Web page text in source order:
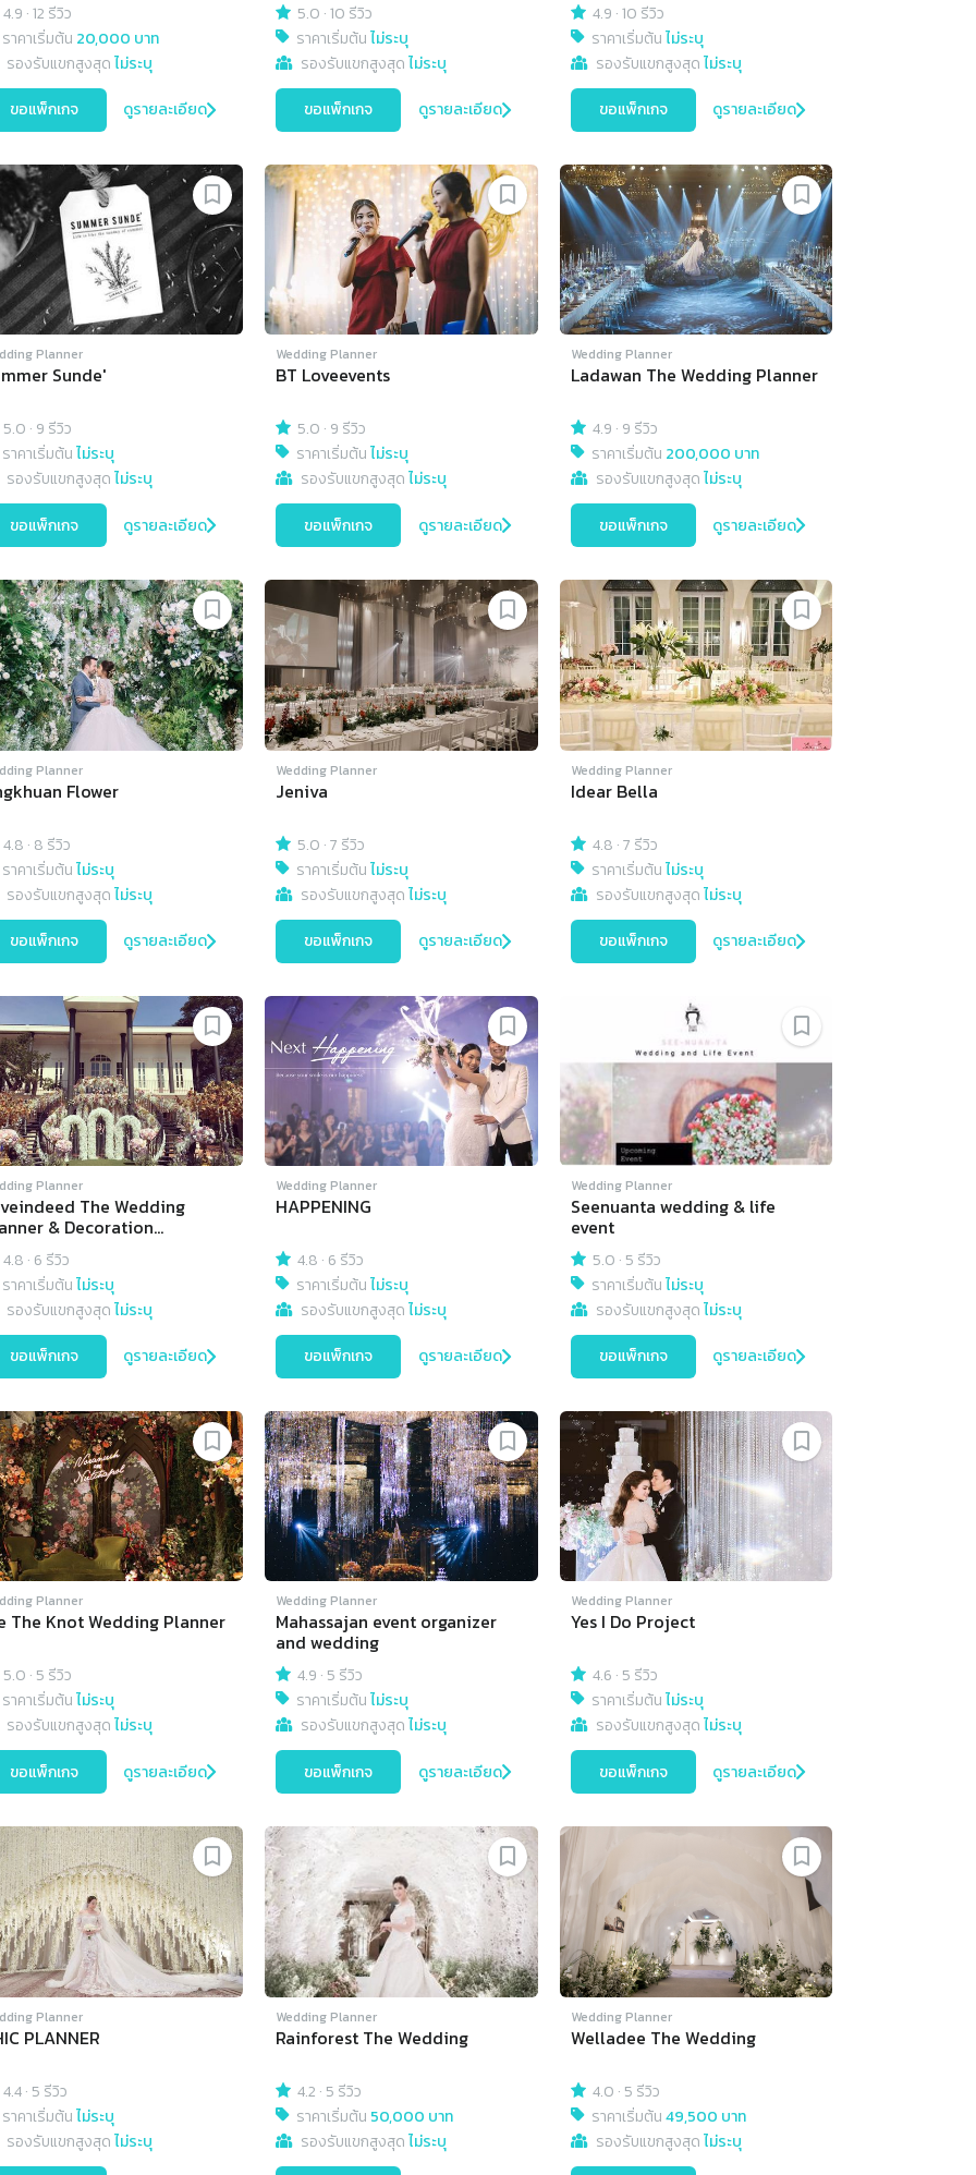
4.9 ·12 รีวิว
ราคาเริ่มต้น 20,000 บาท
รองรับแขกสูงสุดไม่ระบุ
ขอแพ็กเกจ ดูรายละเอียด
5.0 ·10 รีวิว
ราคาเริ่มต้นไม่ระบุ
รองรับแขกสูงสุดไม่ระบุ
ขอแพ็กเกจ ดูรายละเอียด
4.9 ·10 รีวิว
ราคาเริ่มต้นไม่ระบุ
รองรับแขกสูงสุดไม่ระบุ
ขอแพ็กเกจ ดูรายละเอียด
Planner
Sunde'
5.0 · 9 รีวิว
ราคาเริ่มต้นไม่ระบุ
รองรับแขกสูงสุดไม่ระบุ
ขอแพ็กเกจ ดูรายละเอียด
Wedding Planner
BT Loveevents
5.0 · 9 รีวิว
ราคาเริ่มต้นไม่ระบุ
รองรับแขกสูงสุดไม่ระบุ
ขอแพ็กเกจ ดูรายละเอียด
Wedding Planner
Ladawan The Wedding Planner
4.9 · 9 รีวิว
ราคาเริ่มต้น 200,000 บาท
รองรับแขกสูงสุดไม่ระบุ
ขอแพ็กเกจ ดูรายละเอียด
Planner
Flower
4.8 · 8 รีวิว
ราคาเริ่มต้นไม่ระบุ
รองรับแขกสูงสุดไม่ระบุ
ขอแพ็กเกจ ดูรายละเอียด
Wedding Planner
Jeniva
5.0 ·7 รีวิว
ราคาเริ่มต้นไม่ระบุ
รองรับแขกสูงสุดไม่ระบุ
ขอแพ็กเกจ ดูรายละเอียด
Wedding Planner
Idear Bella
4.8 ·7 รีวิว
ราคาเริ่มต้นไม่ระบุ
รองรับแขกสูงสุดไม่ระบุ
ขอแพ็กเกจ ดูรายละเอียด
Planner
The Wedding
& Decoration
4.8 · 6 รีวิว
ราคาเริ่มต้นไม่ระบุ
รองรับแขกสูงสุดไม่ระบุ
ขอแพ็กเกจ ดูรายละเอียด
Wedding Planner
HAPPENING
4.8 · 6 รีวิว
ราคาเริ่มต้นไม่ระบุ
รองรับแขกสูงสุดไม่ระบุ
ขอแพ็กเกจ ดูรายละเอียด
Wedding Planner
Seenuanta wedding & life
event
5.0 · 5 รีวิว
ราคาเริ่มต้นไม่ระบุ
รองรับแขกสูงสุดไม่ระบุ
ขอแพ็กเกจ ดูรายละเอียด
Planner
The Knot Wedding Planner
5.0 · 5 รีวิว
ราคาเริ่มต้นไม่ระบุ
รองรับแขกสูงสุดไม่ระบุ
ขอแพ็กเกจ ดูรายละเอียด
Wedding Planner
Mahassajan event organizer
and wedding
4.9 · 5 รีวิว
ราคาเริ่มต้นไม่ระบุ
รองรับแขกสูงสุดไม่ระบุ
ขอแพ็กเกจ ดูรายละเอียด
Wedding Planner
Yes I Do Project
4.6 · 5 รีวิว
ราคาเริ่มต้นไม่ระบุ
รองรับแขกสูงสุดไม่ระบุ
ขอแพ็กเกจ ดูรายละเอียด
Planner
PLANNER
4.4· 5 รีวิว
ราคาเริ่มต้นไม่ระบุ
รองรับแขกสูงสุดไม่ระบุ
Wedding Planner
Rainforest The Wedding
4.2 · 5 รีวิว
ราคาเริ่มต้น 50,000 บาท
รองรับแขกสูงสุดไม่ระบุ
Wedding Planner
Welladee The Wedding
4.0 · 5 รีวิว
ราคาเริ่มต้น49,500 บาท
รองรับแขกสูงสุดไม่ระบุ